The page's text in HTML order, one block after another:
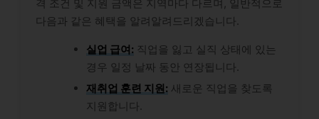
격 조건 및 지원 금액은 지역마다 다르며, 일반적으로
다음과 같은 혜택을 알려알려드리겠습니다.
실업 급여: 직업을 잃고 실직 상태에 있는
경우 일정 날짜 동안 연장됩니다.
재취업 훈련 지원: 새로운 직업을 찾도록
지원합니다.